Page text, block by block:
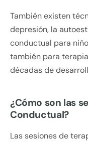
También existen
depresión, la
conductual para
también para
décadas de
¿Cómo son las
Conductual?
Las sesiones de